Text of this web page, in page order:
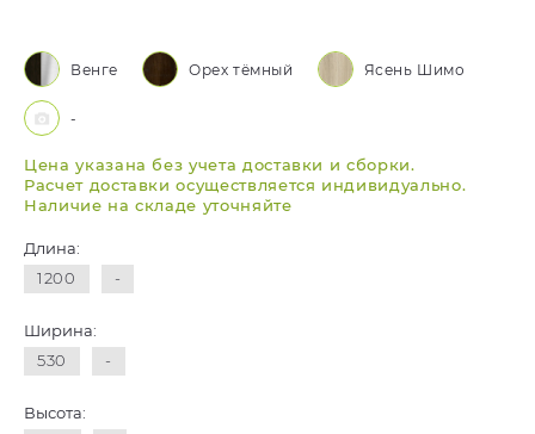
Венге Орех тёмный Ясень Шимо
-
Цена указана без учета доставки и сборки.
Расчет доставки осуществляется индивидуально.
Наличие на складе уточняйте
Длина:
1200
-
Ширина:
530
-
Высота: